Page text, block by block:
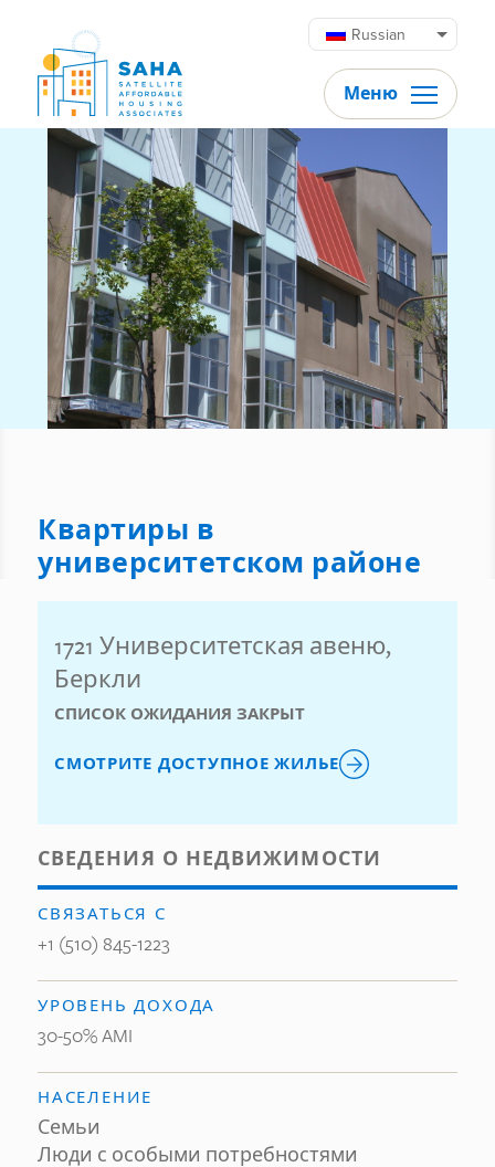
Russian
Меню
Квартиры в
университетском районе
1721 Университетская авеню,
Беркли
СПИСОК ОЖИДАНИЯ ЗАКРЫТ
СМОТРИТЕ ДОСТУПНОЕ ЖИЛЬЕ
СВЕДЕНИЯ О НЕДВИЖИМОСТИ
СВЯЗАТЬСЯ С
+1 (510) 845-1223
УРОВЕНЬ ДОХОДА
30-50% AMI
НАСЕЛЕНИЕ
Семьи
Люди с особыми потребностями